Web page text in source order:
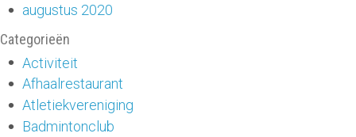
augustus 2020
Categorieën
Activiteit
Afhaalrestaurant
Atletiekvereniging
Badmintonclub